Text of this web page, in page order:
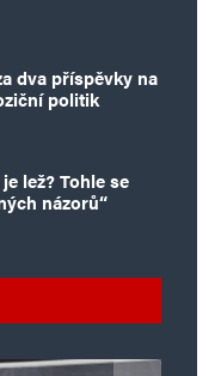
dva příspěvky na
politik
lež? Tohle se
názorů“